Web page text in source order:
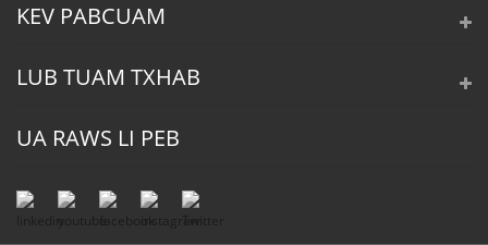
KEV PABCUAM
LUB TUAM TXHAB
UA RAWS LI PEB